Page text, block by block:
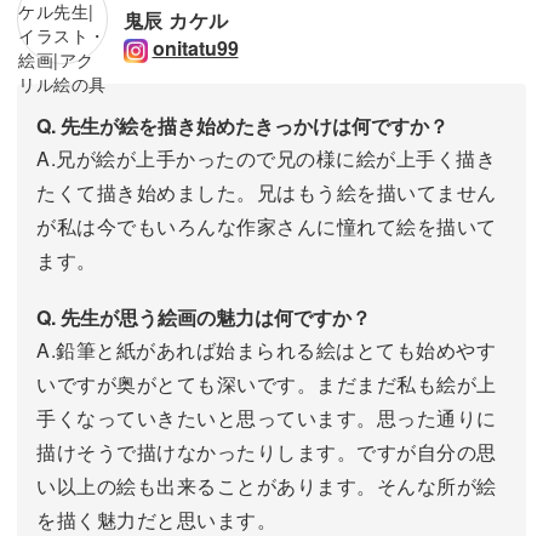
鬼辰 カケル
onitatu99
Q. 先生が絵を描き始めたきっかけは何ですか？
A.兄が絵が上手かったので兄の様に絵が上手く描き
たくて描き始めました。兄はもう絵を描いてません
が私は今でもいろんな作家さんに憧れて絵を描いて
ます。
Q. 先生が思う絵画の魅力は何ですか？
A.鉛筆と紙があれば始まられる絵はとても始めやす
いですが奥がとても深いです。まだまだ私も絵が上
手くなっていきたいと思っています。思った通りに
描けそうで描けなかったりします。ですが自分の思
い以上の絵も出来ることがあります。そんな所が絵
を描く魅力だと思います。